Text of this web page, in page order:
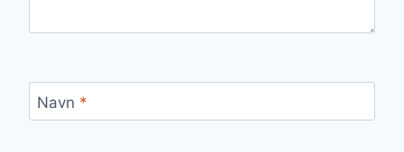
Navn *